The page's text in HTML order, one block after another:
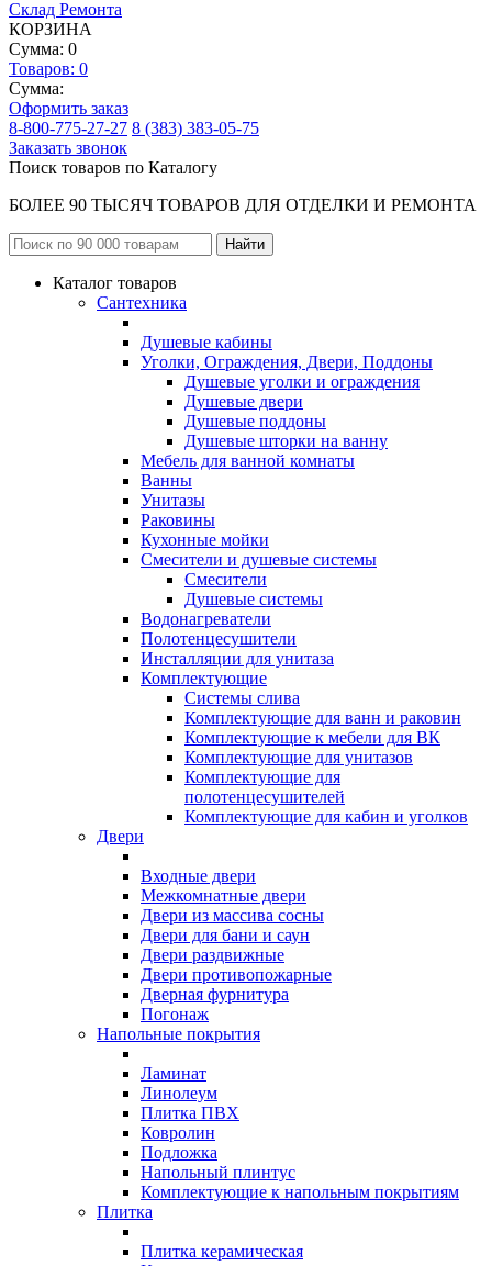
КОРЗИНА
Сумма: 0
Товаров: 0
Сумма:
Оформить заказ
8-800-775-27-27 8 (383) 383-05-75
Заказать звонок
Поиск товаров по Каталогу
БОЛЕЕ 90 ТЫСЯЧ ТОВАРОВ ДЛЯ ОТДЕЛКИ И РЕМОНТА
Каталог товаров
Сантехника
Душевые кабины
Уголки, Ограждения, Двери, Поддоны
Душевые уголки и ограждения
Душевые двери
Душевые поддоны
Душевые шторки на ванну
Мебель для ванной комнаты
Ванны
Унитазы
Раковины
Кухонные мойки
Смесители и душевые системы
Смесители
Душевые системы
Водонагреватели
Полотенцесушители
Инсталляции для унитаза
Комплектующие
Системы слива
Комплектующие для ванн и раковин
Комплектующие к мебели для ВК
Комплектующие для унитазов
Комплектующие для
полотенцесушителей
Комплектующие для кабин и уголков
Двери
Входные двери
Межкомнатные двери
Двери из массива сосны
Двери для бани и саун
Двери раздвижные
Двери противопожарные
Дверная фурнитура
Погонаж
Напольные покрытия
Ламинат
Линолеум
Плитка ПВХ
Ковролин
Подложка
Напольный плинтус
Комплектующие к напольным покрытиям
Плитка
Плитка керамическая